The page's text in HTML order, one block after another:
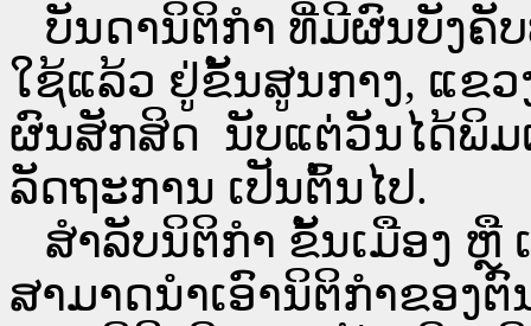
ບັນດານິຕິກໍາ ທີ່ມີຜົນບັງຄັ
ໃຊ້ແລ້ວ ຢູ່ຂັ້ນ​ສູນ​ກາງ, ແຂ
ຜົນສັກສິດ ນັບ​ແຕ່​ວັນໄດ້ພິມ
ລັດຖະການ ເປັນ​ຕົ້ນ​ໄປ.
ສຳລັບນິ​ຕິ​ກຳ ຂັ້ນເມືອງ ຫຼື
ສາມາດນຳເອົານິຕິກຳຂອງ